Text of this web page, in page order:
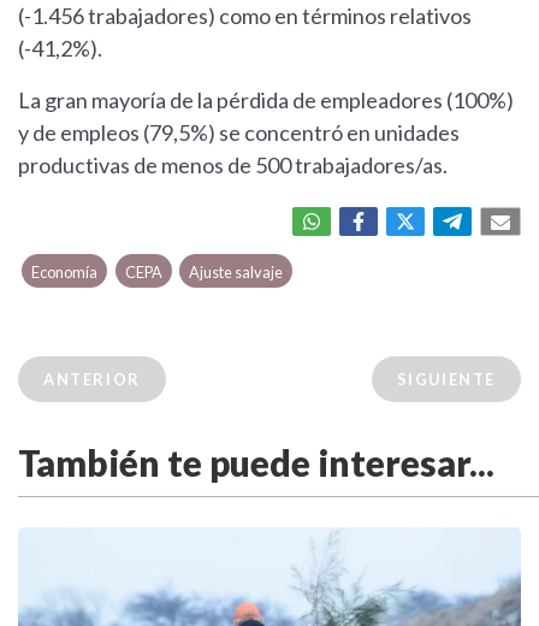
(-1.456 trabajadores) como en términos relativos
(-41,2%).
La gran mayoría de la pérdida de empleadores (100%)
y de empleos (79,5%) se concentró en unidades
productivas de menos de 500 trabajadores/as.
Economía CEPA Ajuste salvaje
ANTERIOR SIGUIENTE
También te puede interesar...